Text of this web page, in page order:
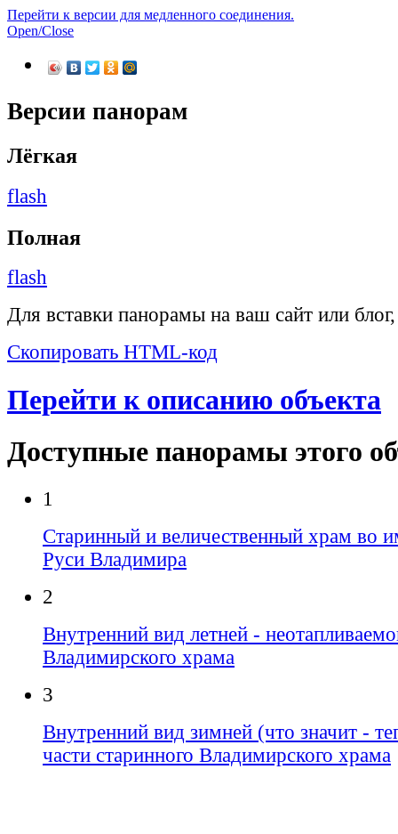
Перейти к версии для медленного соединения.
Open/Close
Версии панорам
Лёгкая
flash
Полная
flash
Для вставки панорамы на ваш сайт или
Скопировать HTML-код
Перейти к описанию объекта
Доступные панорамы этого
1
Старинный и величественный храм во
Руси Владимира
2
Внутренний вид летней -
Владимирского храма
3
Внутренний вид зимней (что значит -
части старинного Владимирского храма